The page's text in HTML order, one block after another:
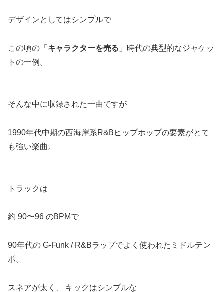
デザインとしてはシンプルで
この頃の「 キャラクターを売る 」時代の典型的なジャケッ
トの一例。
そんな中に収録された一曲ですが
1990年代中期の西海岸系R&Bヒップホップの要素がとて
も強い楽曲。
トラックは
約 90〜96 のBPMで
90年代の G-Funk / R&Bラップでよく使われたミドルテン
ポ。
スネアが太く、 キックはシンプルな